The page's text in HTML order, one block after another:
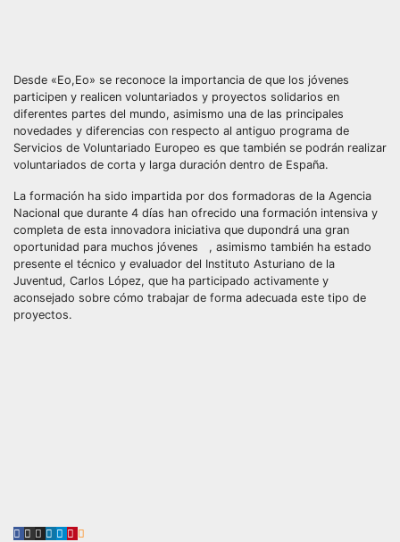
Desde «Eo,Eo» se reconoce la importancia de que los jóvenes
participen y realicen voluntariados y proyectos solidarios en
diferentes partes del mundo, asimismo una de las principales
novedades y diferencias con respecto al antiguo programa de
Servicios de Voluntariado Europeo es que también se podrán realizar
voluntariados de corta y larga duración dentro de España.
La formación ha sido impartida por dos formadoras de la Agencia
Nacional que durante 4 días han ofrecido una formación intensiva y
completa de esta innovadora iniciativa que dupondrá una gran
oportunidad para muchos jóvenes , asimismo también ha estado
presente el técnico y evaluador del Instituto Asturiano de la
Juventud, Carlos López, que ha participado activamente y
aconsejado sobre cómo trabajar de forma adecuada este tipo de
proyectos.